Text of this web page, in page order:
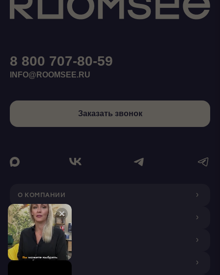
О КОМПАНИИ
ДИЗАЙНЕРАМ
ПОКУПАТЕЛЯМ
ПАРТНЕРАМ
8 800 707-80-59
INFO@ROOMSEE.RU
Заказать звонок